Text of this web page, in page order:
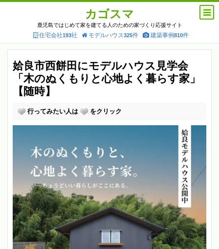
カゴスマ
鹿児島ではじめて家を建てる人のための家づくり応援サイト
住宅会社193社 モデルハウス325件 建築事例810件
姶良市西餅田にモデルハウス見学会
「木のぬくもりと心地よく暮らす家」
【随時】
行ってみたい人は をクリック